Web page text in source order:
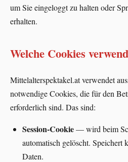
um Sie eingeloggt zu halten oder
erhalten.
Welche Cookies
Mittelalterspektakel.at verwendet
notwendige Cookies, die für den
erforderlich sind. Das sind:
Session-Cookie— wird beim
automatisch gelöscht. Speichert
Daten.